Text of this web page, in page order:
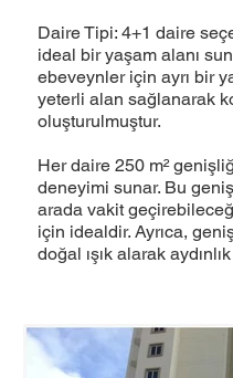
Daire Tipi: 4+1 daire
ideal bir yaşam alanı
ebeveynler için ayrı bir
yeterli alan sağlanarak
oluşturulmuştur.
Her daire 250 m²
deneyimi sunar. Bu
arada vakit
için idealdir. Ayrıca,
doğal ışık alarak